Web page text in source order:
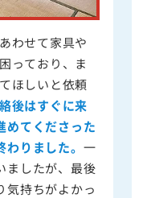
わせて家具や
っており、ま
ほしいと依頼
後はすぐに来
めてくださった
りました。 一
ましたが、最後
気持ちがよかっ